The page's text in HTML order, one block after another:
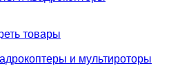
товары
и мультироторы